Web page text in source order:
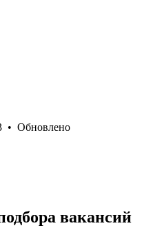
• Обновлено
вакансий